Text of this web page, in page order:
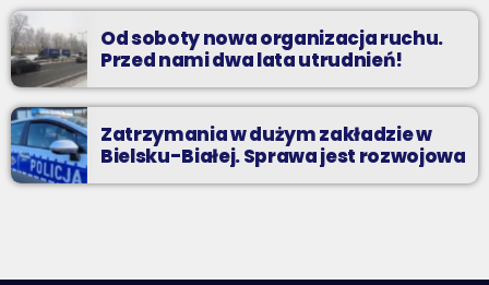
Od soboty nowa organizacja ruchu.
Przed nami dwa lata utrudnień!
Zatrzymania w dużym zakładzie w
Bielsku-Białej. Sprawa jest rozwojowa